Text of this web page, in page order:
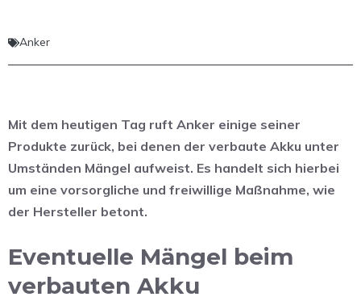
Anker
Mit dem heutigen Tag ruft Anker einige seiner
Produkte zurück, bei denen der verbaute Akku unter
Umständen Mängel aufweist. Es handelt sich hierbei
um eine vorsorgliche und freiwillige Maßnahme, wie
der Hersteller betont.
Eventuelle Mängel beim
verbauten Akku